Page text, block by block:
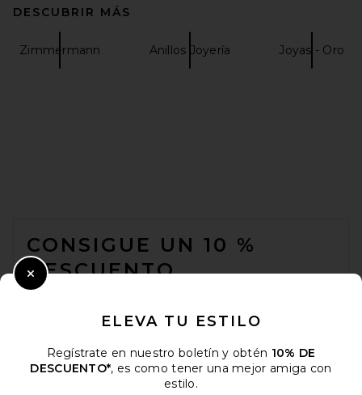
DESCUBRIR MÁS
Zimmermann Anillos Joyería Joyas - Oro
CONSIGUE UN 10 %
DESCUENTO
electrónico. Puede retirarse en cualquier momento.
Email Address
ELEVA TU ESTILO
Regístrate en nuestro boletín y obtén 10% DE
DESCUENTO*, es como tener una mejor amiga con
estilo.
Close Modal